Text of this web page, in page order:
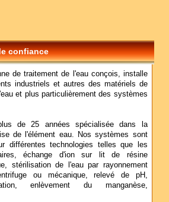
confiance
de traitement de l'eau conçois, installe
industriels et autres des matériels de
et plus particulièrement des systèmes
de 25 années spécialisée dans la
de l'élément eau. Nos systèmes sont
différentes technologies telles que les
échange d'ion sur lit de résine
stérilisation de l'eau par rayonnement
ou mécanique, relevé de pH,
enlèvement du manganèse,